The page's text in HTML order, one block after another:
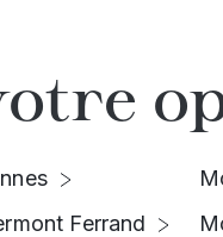
Ferrand